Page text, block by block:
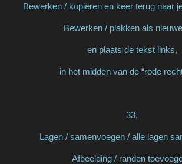
Bewerken / kopiëren en keer terug naar
Bewerken / plakken als
en plaats de tekst links,
in het midden van de “rode
33.
Lagen / samenvoegen / alle lagen
Afbeelding / randen